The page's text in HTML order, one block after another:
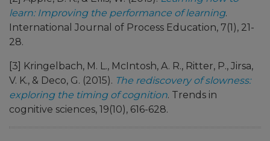
learn: Improving the performance of learning.
International Journal of Process Education, 7(1), 21-
28.
[3] Kringelbach, M. L., McIntosh, A. R., Ritter, P., Jirsa,
V. K., & Deco, G. (2015). The rediscovery of slowness:
exploring the timing of cognition. Trends in
cognitive sciences, 19(10), 616-628.